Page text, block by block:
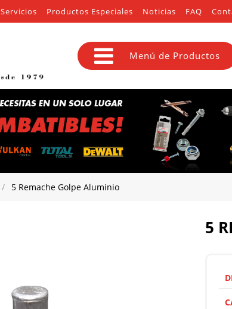
Servicios Productos Especiales Noticias FAQ
Menú de Productos
/ 5 Remache Golpe Aluminio
5